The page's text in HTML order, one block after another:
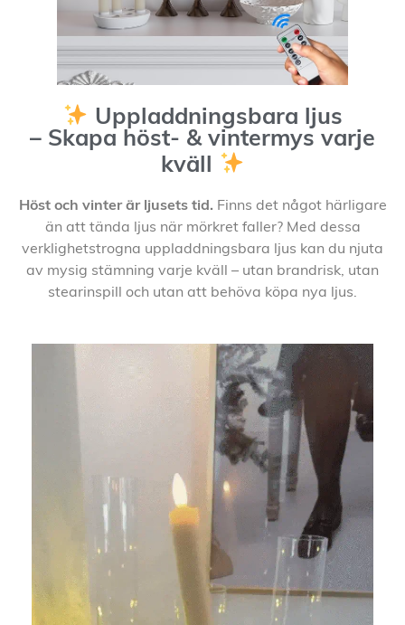
Uppladdningsbara ljus
– Skapa höst- & vintermys varje
kväll
Höst och vinter är ljusets tid. Finns det något härligare
än att tända ljus när mörkret faller? Med dessa
verklighetstrogna uppladdningsbara ljus kan du njuta
av mysig stämning varje kväll – utan brandrisk, utan
stearinspill och utan att behöva köpa nya ljus.